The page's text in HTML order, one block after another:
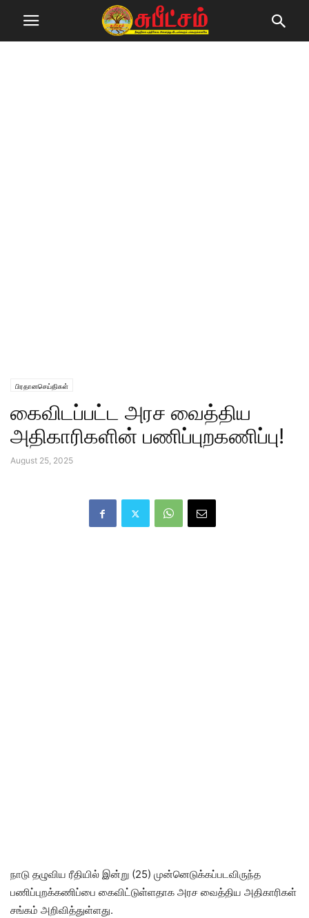
பிரதானசெய்திகள்
கைவிடப்பட்ட அரச வைத்திய
அதிகாரிகளின் பணிப்புறகணிப்பு!
August 25, 2025
நாடு தழுவிய ரீதியில் இன்று (25) முன்னெடுக்கப்படவிருந்த
பணிப்புறக்கணிப்பை கைவிட்டுள்ளதாக அரச வைத்திய அதிகாரிகள்
சங்கம் அறிவித்துள்ளது.